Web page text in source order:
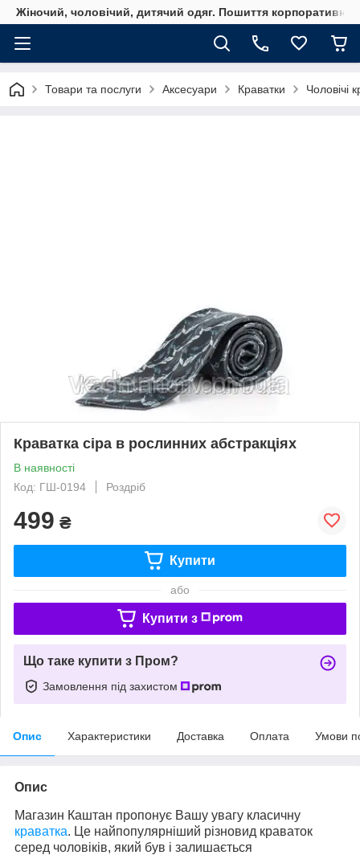
Жіночий, чоловічий, дитячий одяг. Пошиття
Товари та послуги Аксесуари Краватки Чоловічі
Краватка сіра в рослинних абстракціях
В наявності
Код: ГШ-0194
Роздріб
499 ₴
Купити
або
Купити з
Що таке купити з Пром?
Замовлення під захистом
Опис Характеристики Доставка Оплата Умови
Опис
Магазин Каштан пропонує Вашу увагу класичну
краватка. Це найпопулярніший різновид краваток
серед чоловіків, який був і залишається